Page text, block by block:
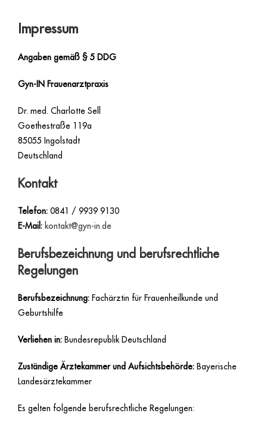
Impressum
Angaben gemäß § 5 DDG
Gyn-IN Frauenarztpraxis
Dr. med. Charlotte Sell
Goethestraße 119a
85055 Ingolstadt
Deutschland
Kontakt
Telefon: 0841 / 9939 9130
E-Mail: kontakt@gyn-in.de
Berufsbezeichnung und berufsrechtliche
Regelungen
Berufsbezeichnung: Fachärztin für Frauenheilkunde und
Geburtshilfe
Verliehen in: Bundesrepublik Deutschland
Zuständige Ärztekammer und Aufsichtsbehörde: Bayerische
Landesärztekammer
Es gelten folgende berufsrechtliche Regelungen: